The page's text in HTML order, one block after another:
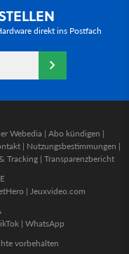
direkt ins Postfach
Webedia | Abo kündigen |
| Nutzungsbestimmungen |
Tracking | Transparenzbericht
| Jeuxvideo.com
| WhatsApp
vorbehalten